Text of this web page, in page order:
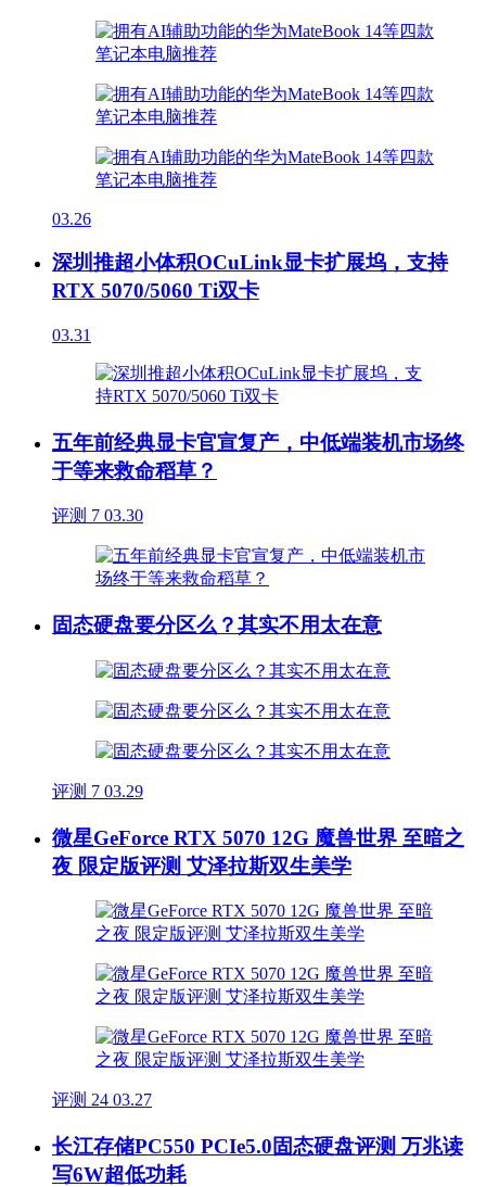
03.26
深圳推超小体积OCuLink显卡扩展坞，支持
RTX 5070/5060 Ti双卡
03.31
五年前经典显卡官宣复产，中低端装机市场终
于等来救命稻草？
评测 7 03.30
固态硬盘要分区么？其实不用太在意
评测 7 03.29
微星GeForce RTX 5070 12G 魔兽世界 至暗之
夜 限定版评测 艾泽拉斯双生美学
评测 24 03.27
长江存储PC550 PCIe5.0固态硬盘评测 万兆读
写6W超低功耗